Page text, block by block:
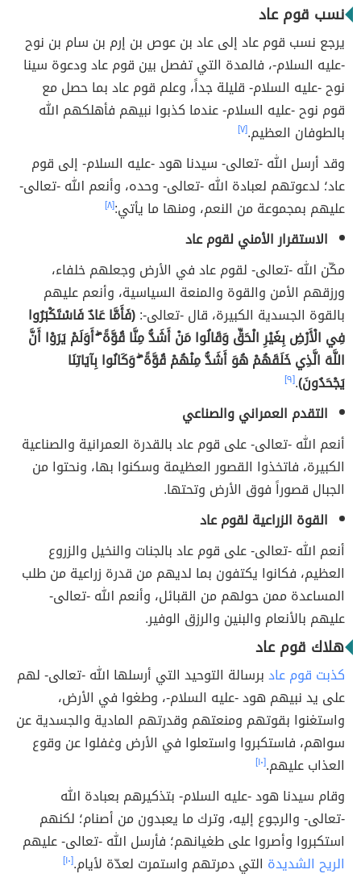
نسب قوم عاد
يرجع نسب قوم عاد إلى عاد بن عوص بن إرم بن سام بن نوح
-عليه السلام-، فالمدة التي تفصل بين قوم عاد ودعوة سينا
نوح -عليه السلام- قليلة جداً، وعلم قوم عاد بما حصل مع
قوم نوح -عليه السلام- عندما كذبوا نبيهم فأهلكهم الله
بالطوفان العظيم.[٧]
وقد أرسل الله -تعالى- سيدنا هود -عليه السلام- إلى قوم
عاد؛ لدعوتهم لعبادة الله -تعالى- وحده، وأنعم الله -تعالى-
عليهم بمجموعة من النعم، ومنها ما يأتي:[٨]
الاستقرار الأمني لقوم عاد
مكّن الله -تعالى- لقوم عاد في الأرض وجعلهم خلفاء،
ورزقهم الأمن والقوة والمنعة السياسية، وأنعم عليهم
بالقوة الجسدية الكبيرة، قال -تعالى-:(فَأَمَّا عَادٌ فَاسْتَكْبَرُوا
فِي الْأَرْضِ بِغَيْرِ الْحَقِّ وَقَالُوا مَنْ أَشَدُّ مِنَّا قُوَّةً ۖ أَوَلَمْ يَرَوْا أَنَّ
اللَّهَ الَّذِي خَلَقَهُمْ هُوَ أَشَدُّ مِنْهُمْ قُوَّةً ۖ وَكَانُوا بِآيَاتِنَا
يَجْحَدُونَ).[٩]
التقدم العمراني والصناعي
أنعم الله -تعالى- على قوم عاد بالقدرة العمرانية والصناعية
الكبيرة، فاتخذوا القصور العظيمة وسكنوا بها، ونحتوا من
الجبال قصوراً فوق الأرض وتحتها.
القوة الزراعية لقوم عاد
أنعم الله -تعالى- على قوم عاد بالجنات والنخيل والزروع
العظيم، فكانوا يكتفون بما لديهم من قدرة زراعية من طلب
المساعدة ممن حولهم من القبائل، وأنعم الله -تعالى-
عليهم بالأنعام والبنين والرزق الوفير.
هلاك قوم عاد
كذبت قوم عادبرسالة التوحيد التي أرسلها الله -تعالى- لهم
على يد نبيهم هود -عليه السلام-، وطغوا في الأرض،
واستغنوا بقوتهم ومنعتهم وقدرتهم المادية والجسدية عن
سواهم، فاستكبروا واستعلوا في الأرض وغفلوا عن وقوع
العذاب عليهم.[١٠]
وقام سيدنا هود -عليه السلام- بتذكيرهم بعبادة الله
-تعالى- والرجوع إليه، وترك ما يعبدون من أصنام؛ لكنهم
استكبروا وأصروا على طغيانهم؛ فأرسل الله -تعالى- عليهم
الريح الشديدة التي دمرتهم واستمرت لعدّة لأيام.[١٠]